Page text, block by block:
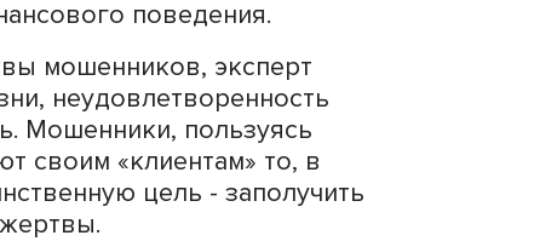
внимание на важность ведения
от принятия импульсивных
скорость принятия решений
действия также
доставки, которые
Сегодня многие сервисы